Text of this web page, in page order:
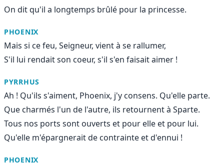
On dit qu'il a longtemps brûlé pour la princesse.
PHOENIX
Mais si ce feu, Seigneur, vient à se rallumer,
S'il lui rendait son coeur, s'il s'en faisait aimer !
PYRRHUS
Ah ! Qu'ils s'aiment, Phoenix, j'y consens. Qu'elle parte.
Que charmés l'un de l'autre, ils retournent à Sparte.
Tous nos ports sont ouverts et pour elle et pour lui.
Qu'elle m'épargnerait de contrainte et d'ennui !
PHOENIX